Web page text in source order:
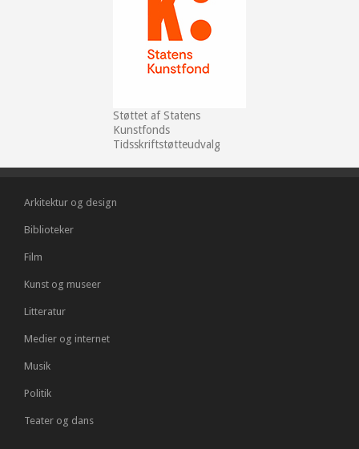
Støttet af Statens
Kunstfonds
Tidsskriftstøtteudvalg
Arkitektur og design
Biblioteker
Film
Kunst og museer
Litteratur
Medier og internet
Musik
Politik
Teater og dans